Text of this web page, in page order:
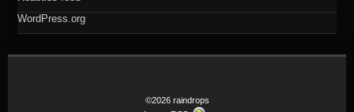
WordPress.org
©2026 raindrops